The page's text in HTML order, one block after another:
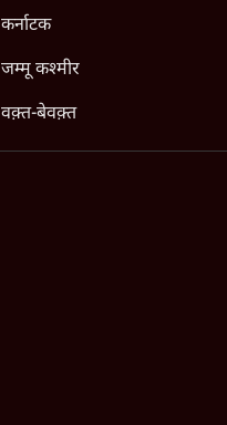
कर्नाटक
जम्मू कश्मीर
वक़्त-बेवक़्त